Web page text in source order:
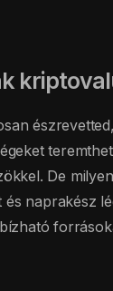
De
naprakész